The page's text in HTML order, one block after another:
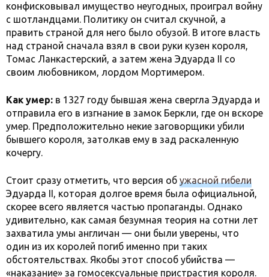
конфисковывал имущество неугодных, проиграл войну
с шотландцами. Политику он считал скучной, а
править страной для него было обузой. В итоге власть
над страной сначала взял в свои руки кузен короля,
Томас Ланкастерский, а затем жена Эдуарда II со
своим любовником, лордом Мортимером.
Как умер: в 1327 году бывшая жена свергла Эдуарда и
отправила его в изгнание в замок Беркли, где он вскоре
умер. Предположительно некие заговорщики убили
бывшего короля, затолкав ему в зад раскаленную
кочергу.
Стоит сразу отметить, что версия об ужасной гибели
Эдуарда II, которая долгое время была официальной,
скорее всего является частью пропаганды. Однако
удивительно, как самая безумная теория на сотни лет
захватила умы англичан — они были уверены, что
один из их королей погиб именно при таких
обстоятельствах. Якобы этот способ убийства —
«наказание» за гомосексуальные пристрастия короля.